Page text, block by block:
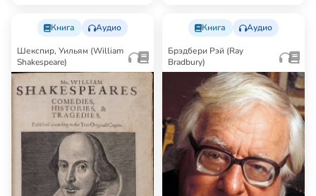
Книга Аудио
Шекспир, Уильям (William
Shakespeare)
Книга Аудио
Брэдбери Рэй (Ray
Bradbury)